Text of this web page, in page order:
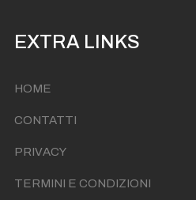
EXTRA LINKS
HOME
CONTATTI
PRIVACY
TERMINI E CONDIZIONI